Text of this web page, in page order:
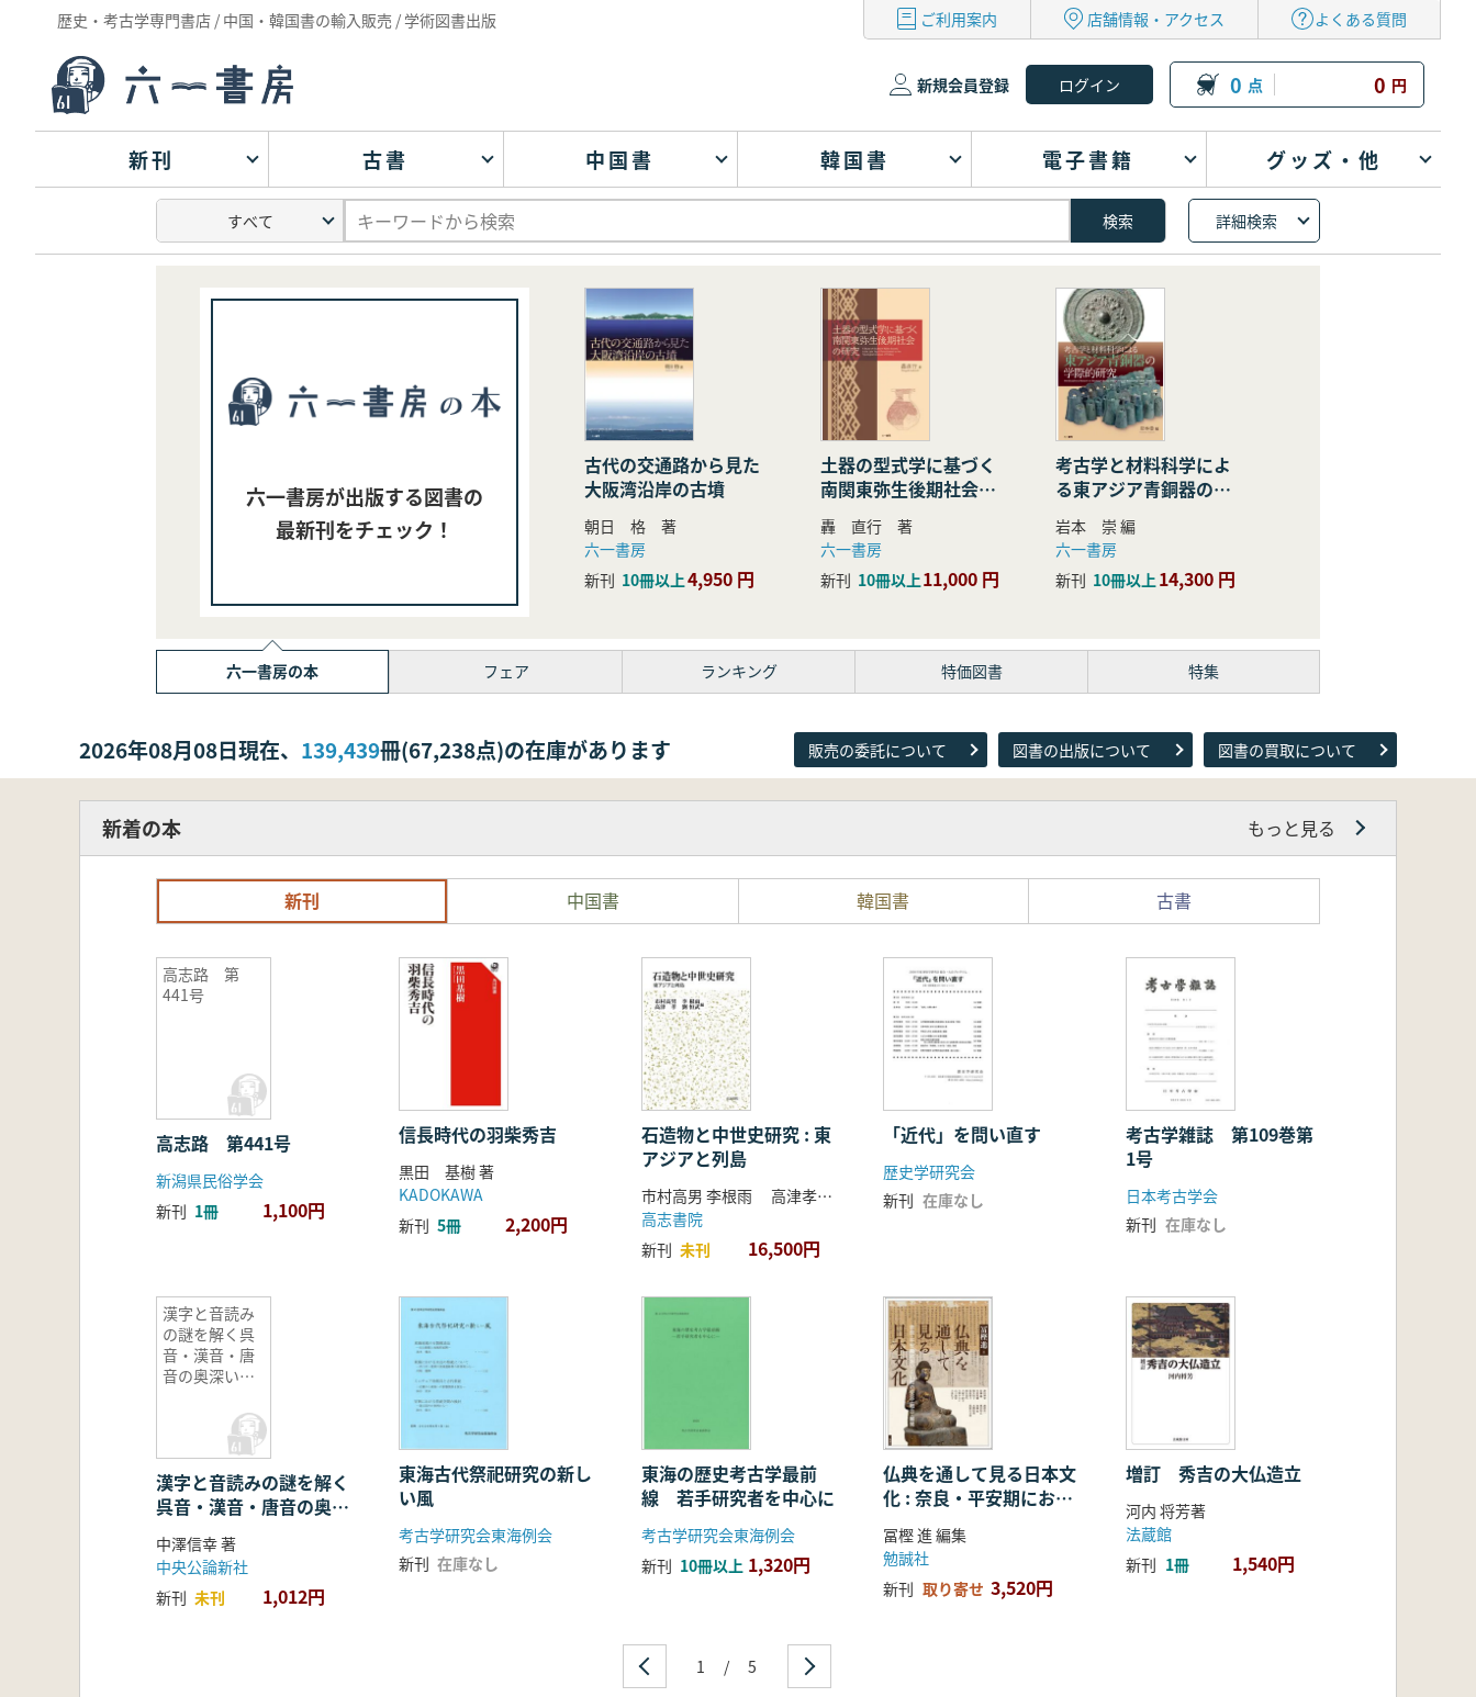
歴史・考古学専門書店 / 中国・韓国書の輸入販売 / 学術図書出版 ご利用案内 店舗情報・アクセス よくある質問
新規会員登録 0 点 0 円
新刊 古書 中国書 韓国書 電子書籍 グッズ・他
詳細検索
六一書房が出版する図書の
最新刊をチェック！
古代の交通路から見た
大阪湾沿岸の古墳
朝日 格 著
六一書房
新刊 10冊以上4,950 円
土器の型式学に基づく
南関東弥生後期社会の
研究
轟 直行 著
六一書房
新刊 10冊以上11,000 円
考古学と材料科学によ
る東アジア青銅器の学
際的研究
岩本 崇 編
六一書房
新刊 10冊以上14,300 円
六一書房の本 フェア ランキング 特価図書 特集
2026年08月08日現在、 139,439冊(67,238点)の在庫があります 販売の委託について 図書の出版について 図書の買取について
新着の本 もっと見る
新刊 中国書 韓国書 古書
高志路 第
441号
高志路 第441号
新潟県民俗学会
新刊 1冊 1,100円
信長時代の羽柴秀吉
黒田 基樹 著
KADOKAWA
新刊 5冊 2,200円
石造物と中世史研究 : 東
アジアと列島
市村高男 李根雨 高津孝 劉恒武 編
高志書院
新刊 未刊 16,500円
「近代」を問い直す
歴史学研究会
新刊 在庫なし
考古学雑誌 第109巻第
1号
日本考古学会
新刊 在庫なし
漢字と音読み
の謎を解く呉
音・漢音・唐
音の奥深い世
漢字と音読みの謎を解く
呉音・漢音・唐音の奥深
い世界
中澤信幸 著
中央公論新社
新刊 未刊 1,012円
東海古代祭祀研究の新し
い風
考古学研究会東海例会
新刊 在庫なし
東海の歴史考古学最前
線 若手研究者を中心に
考古学研究会東海例会
新刊 10冊以上 1,320円
仏典を通して見る日本文
化 : 奈良・平安期におけ
る仏教の受容・融合・展
開
冨樫 進 編集
勉誠社
新刊 取り寄せ 3,520円
増訂 秀吉の大仏造立
河内 将芳著
法蔵館
新刊 1冊 1,540円
1 / 5